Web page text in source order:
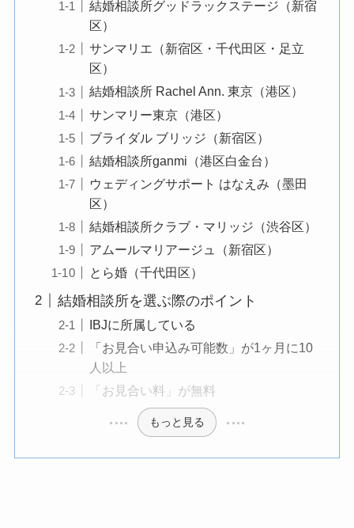
結婚相談所グッドラックステージ（新宿
区）
サンマリエ（新宿区・千代田区・足立
区）
結婚相談所 Rachel Ann. 東京（港区）
サンマリー東京（港区）
ブライダル ブリッジ（新宿区）
結婚相談所ganmi（港区白金台）
ウェディングサポート はなえみ（墨田
区）
結婚相談所クラブ・マリッジ（渋谷区）
アムールマリアージュ（新宿区）
とら婚（千代田区）
結婚相談所を選ぶ際のポイント
IBJに所属している
「お見合い申込み可能数」が1ヶ月に10
人以上
「お見合い料」が無料
もっと見る